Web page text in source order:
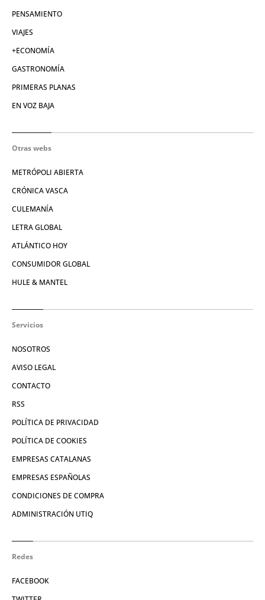
PENSAMIENTO
VIAJES
+ECONOMÍA
GASTRONOMÍA
PRIMERAS PLANAS
EN VOZ BAJA
Otras webs
METRÓPOLI ABIERTA
CRÓNICA VASCA
CULEMANÍA
LETRA GLOBAL
ATLÁNTICO HOY
CONSUMIDOR GLOBAL
HULE & MANTEL
Servicios
NOSOTROS
AVISO LEGAL
CONTACTO
RSS
POLÍTICA DE PRIVACIDAD
POLÍTICA DE COOKIES
EMPRESAS CATALANAS
EMPRESAS ESPAÑOLAS
CONDICIONES DE COMPRA
ADMINISTRACIÓN UTIQ
Redes
FACEBOOK